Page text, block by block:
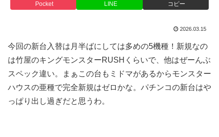
Pocket LINE コピー
2026.03.15
今回の新台入替は月半ばにしては多めの5機種！新規なの
は竹屋のキングモンスターRUSHくらいで、他はぜーんぶ
スペック違い。まぁこの台もミドマがあるからモンスター
ハウスの亜種で完全新規はゼロかな。パチンコの新台はや
っぱり出し過ぎだと思うわ。